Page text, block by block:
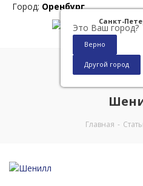
Санкт-
Это Ваш город?
Верно
Другой город
Город: Оренбург
Главная -